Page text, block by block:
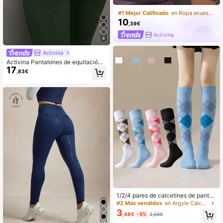
4
Activina
Activina Pantalones de equitación
de cintura alta con bolsillos para mu
17 ,83€
#1 Mejor Calificado en Ropa ecuestre para mujer
10,39€
Activina
1/2/4 pares de calcetines de pantor
rilla para mujer de primavera y otoñ
o con estampado de cuadros y dia
mantes al estilo europeo y america
#2 Más vendidos en Argyle Calcetines por encima de la pantorrilla
3 ,48€ -5% 3,68€